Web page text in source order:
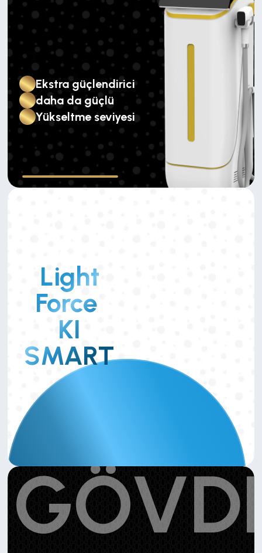
Ekstra güçlendirici
daha da güçlü
Yükseltme seviyesi
Light
Force
KI
SMART